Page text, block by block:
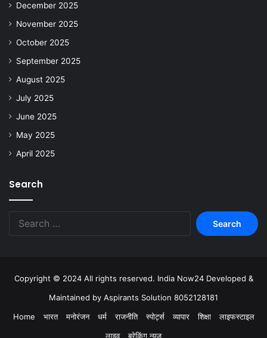
December 2025
November 2025
October 2025
September 2025
August 2025
July 2025
June 2025
May 2025
April 2025
Search
Copyright © 2024 All rights reserved. India Now24 Developed &
Maintained by Aspirants Solution 8052128181
Home
भारत मनोरंजन धर्म राजनीति स्पोर्ट्स व्यापार शिक्षा
लाइफस्टाइल
लाइव
ब्रेकिंग न्यूज़